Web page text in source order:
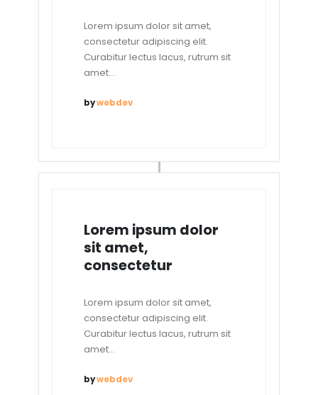
Lorem ipsum dolor sit amet,
consectetur adipiscing elit.
Curabitur lectus lacus, rutrum sit
amet...
bywebdev
Lorem ipsum dolor
sit amet,
consectetur
Lorem ipsum dolor sit amet,
consectetur adipiscing elit.
Curabitur lectus lacus, rutrum sit
amet...
bywebdev